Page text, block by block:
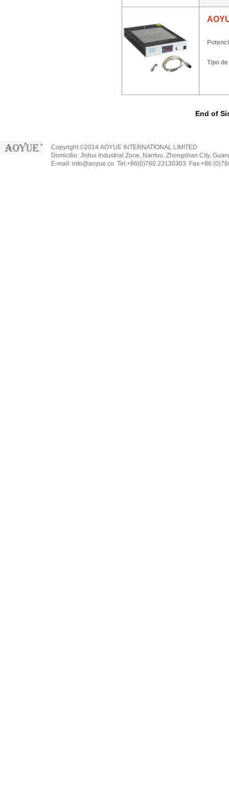
Tipo
End of
Copyright ©2014 AOYUE INTERNATIONAL LIMITED
Domicilio: Jishui Industrial Zone, Nantou, Zhongshan City,
E-mail: info@aoyue.co Tel:+86(0)760 23130303 Fax:+86